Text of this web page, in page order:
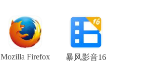
Mozilla Firefox 暴风影音16